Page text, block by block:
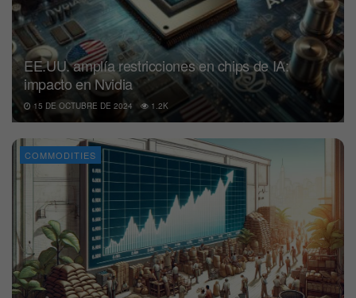
EE.UU. amplía restricciones en chips de IA:
impacto en Nvidia
15 DE OCTUBRE DE 2024 1.2K
COMMODITIES